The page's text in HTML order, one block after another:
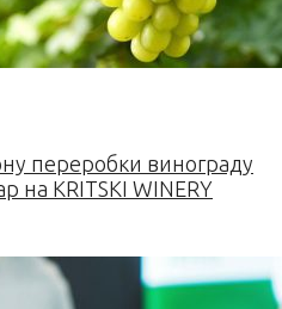
переробки винограду
на KRITSKI WINERY